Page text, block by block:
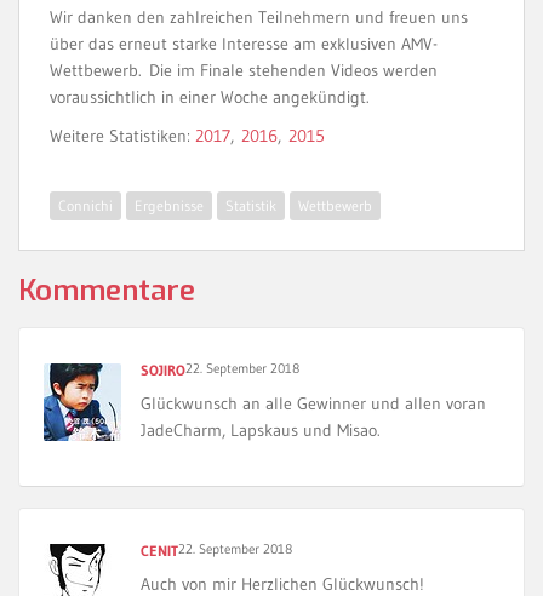
Wir danken den zahlreichen Teilnehmern und freuen uns
über das erneut starke Interesse am exklusiven AMV-
Wettbewerb. Die im Finale stehenden Videos werden
voraussichtlich in einer Woche angekündigt.
Weitere Statistiken: 2017, 2016, 2015
Connichi Ergebnisse Statistik Wettbewerb
Kommentare
SOJIRO22. September 2018
Glückwunsch an alle Gewinner und allen voran
JadeCharm, Lapskaus und Misao.
CENIT22. September 2018
Auch von mir Herzlichen Glückwunsch!